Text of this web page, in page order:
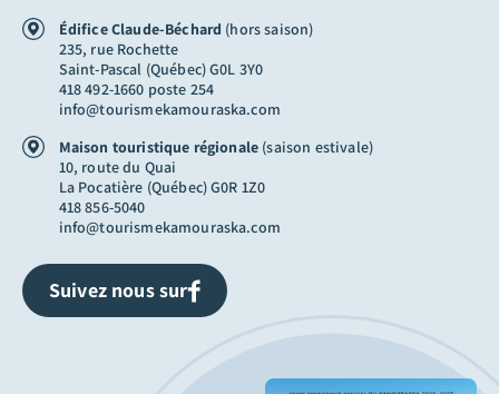
Édifice Claude-Béchard (hors saison)
235, rue Rochette
Saint-Pascal (Québec) G0L 3Y0
418 492-1660 poste 254
info@tourismekamouraska.com
Maison touristique régionale (saison estivale)
10, route du Quai
La Pocatière (Québec) G0R 1Z0
418 856-5040
info@tourismekamouraska.com
Suivez nous sur